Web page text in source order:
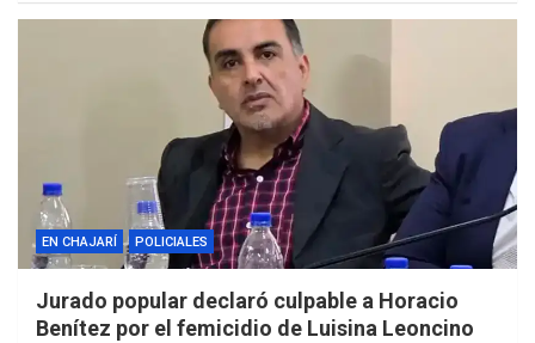
EN CHAJARÍ POLICIALES
Jurado popular declaró culpable a Horacio
Benítez por el femicidio de Luisina Leoncino